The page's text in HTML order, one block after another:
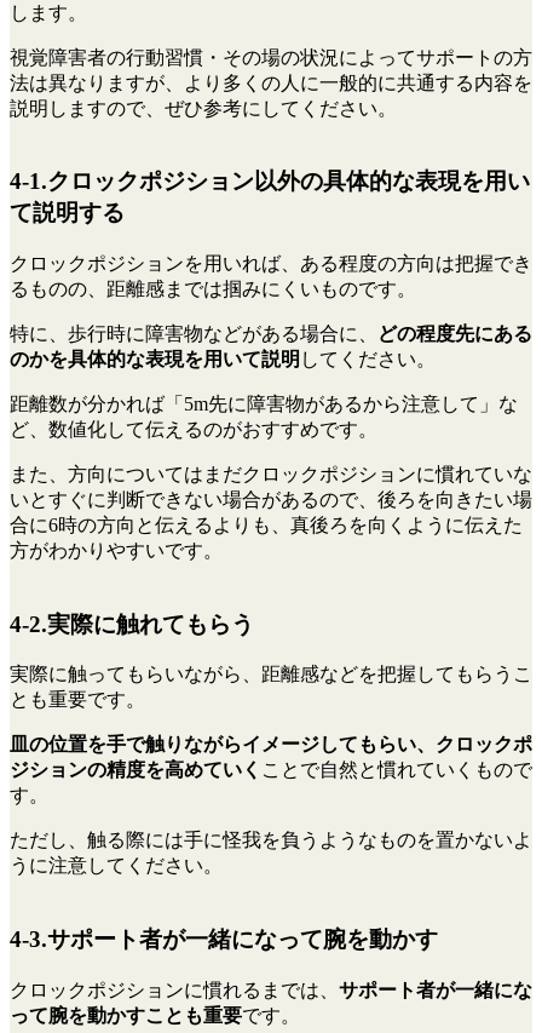
します。
視覚障害者の行動習慣・その場の状況によってサポートの方
法は異なりますが、より多くの人に一般的に共通する内容を
説明しますので、ぜひ参考にしてください。
4-1.クロックポジション以外の具体的な表現を用い
て説明する
クロックポジションを用いれば、ある程度の方向は把握でき
るものの、距離感までは掴みにくいものです。
特に、歩行時に障害物などがある場合に、
どの程度先にある
のかを具体的な表現を用いて説明 してください。
距離数が分かれば「5m先に障害物があるから注意して」な
ど、数値化して伝えるのがおすすめです。
また、方向についてはまだクロックポジションに慣れていな
いとすぐに判断できない場合があるので、後ろを向きたい場
合に6時の方向と伝えるよりも、真後ろを向くように伝えた
方がわかりやすいです。
4-2.実際に触れてもらう
実際に触ってもらいながら、距離感などを把握してもらうこ
とも重要です。
皿の位置を手で触りながらイメージしてもらい、クロックポ
ジションの精度を高めていく ことで自然と慣れていくもので
す。
ただし、触る際には手に怪我を負うようなものを置かないよ
うに注意してください。
4-3.サポート者が一緒になって腕を動かす
クロックポジションに慣れるまでは、 サポート者が一緒にな
って腕を動かすことも重要です。